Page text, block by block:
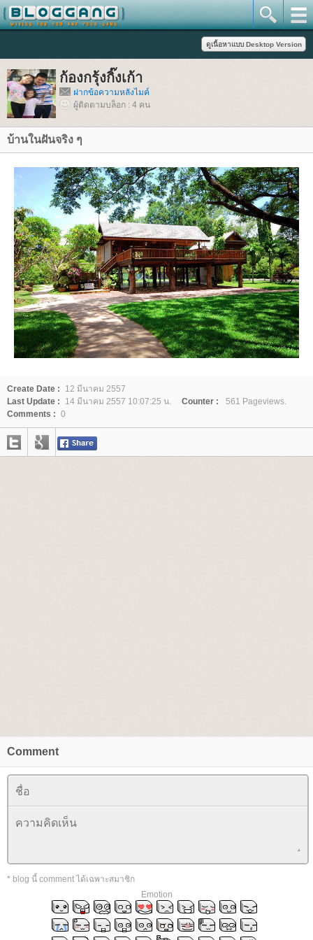
ก้องกรุ้งกิ๊งเก้า
ฝากข้อความหลังไมค์
ผู้ติดตามบล็อก : 4 คน
บ้านในฝันจริง ๆ
Create Date :
12 มีนาคม 2557
Last Update :
14 มีนาคม 2557 10:07:25 น. Counter :
561 Pageviews.
Comments : 0
Comment
* blog นี้ comment ได้เฉพาะสมาชิก
Emotion